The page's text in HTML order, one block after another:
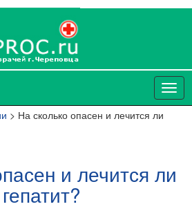
> На сколько опасен и лечится ли
и лечится ли